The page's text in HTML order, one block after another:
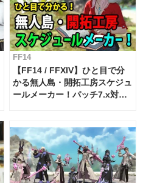
FF14
【FF14 / FFXIV】ひと目で分
かる無人島・開拓工房スケジュ
ールメーカー！パッチ7.x対応